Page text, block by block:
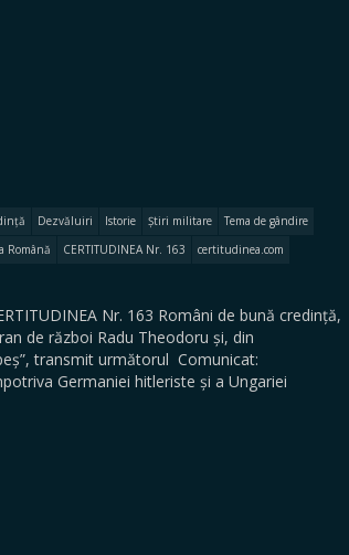
Dezvăluiri Istorie Știri militare
Tema de gândire
Română CERTITUDINEA Nr. 163
certitudinea.com
Nr. 163 Români de bună credință,
de război Radu Theodoru și, din
transmit următorul Comunicat:
Germaniei hitleriste și a Ungariei